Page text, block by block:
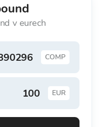
v eurech
COMP
EUR